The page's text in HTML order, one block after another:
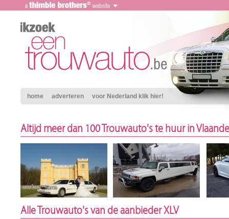
home adverteren voor Nederland klik hier!
Altijd meer dan 100 Trouwauto's te huur in
Alle Trouwauto's van de aanbieder XLV